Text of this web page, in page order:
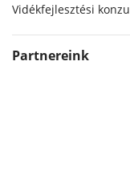
Vidékfejlesztési
Partnereink